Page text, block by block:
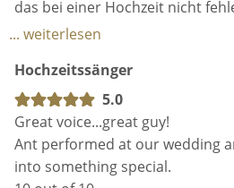
Angebote von Anthony U
Acoustic Singer-
popular!)
Acoustic Singer-songwriter